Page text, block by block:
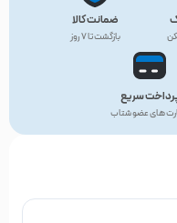
ضمانت کالا
بازگشت تا ۷ روز
سریع
های عضو شتاب